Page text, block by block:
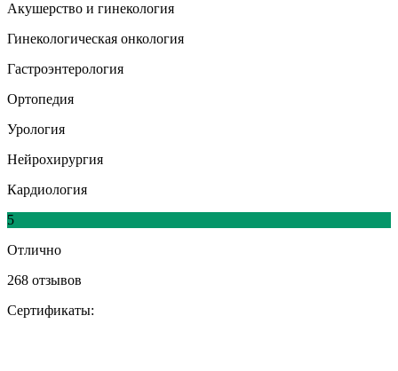
Акушерство и гинекология
Гинекологическая онкология
Гастроэнтерология
Ортопедия
Урология
Нейрохирургия
Кардиология
5
Отлично
268 отзывов
Сертификаты: